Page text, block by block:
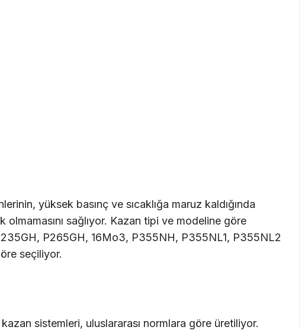
yüksek basınç ve sıcaklığa maruz kaldığında
olmamasını sağlıyor. Kazan tipi ve modeline göre
P265GH, 16Mo3, P355NH, P355NL1, P355NL2
seçiliyor.
sistemleri, uluslararası normlara göre üretiliyor.